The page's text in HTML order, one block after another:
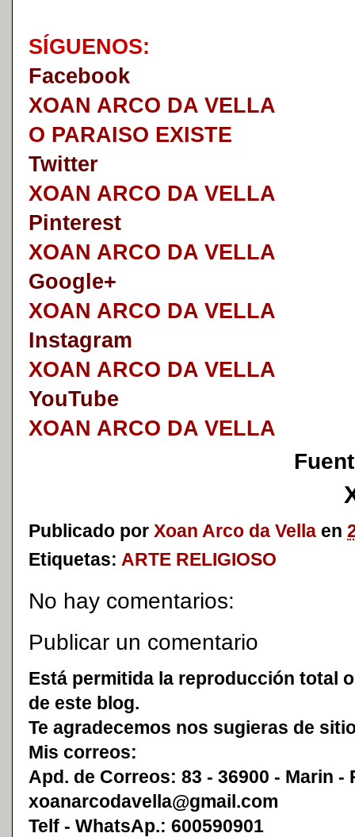
SÍGUENOS:
Facebook
XOAN ARCO DA VELLA
O PARAISO EXISTE
Twitter
XOAN ARCO DA VELLA
Pinterest
XOAN ARCO DA VELLA
Google+
XOAN ARCO DA VELLA
Instagram
XOAN ARCO DA VELLA
YouTube
XOAN ARCO DA VELLA
Publicado por Xoan Arco da Vella en
Etiquetas: ARTE RELIGIOSO
No hay comentarios:
Publicar un comentario
Está permitida la reproducción total
de este blog.
Te agradecemos nos sugieras de
Mis correos:
Apd. de Correos: 83 - 36900 - Marin -
xoanarcodavella@gmail.com
Telf - WhatsAp.: 600590901